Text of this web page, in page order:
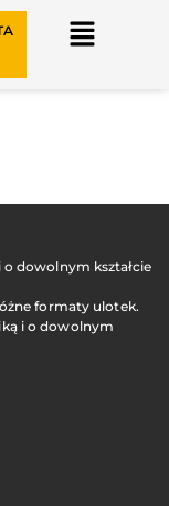
dowolnym kształcie
formaty ulotek.
i o dowolnym